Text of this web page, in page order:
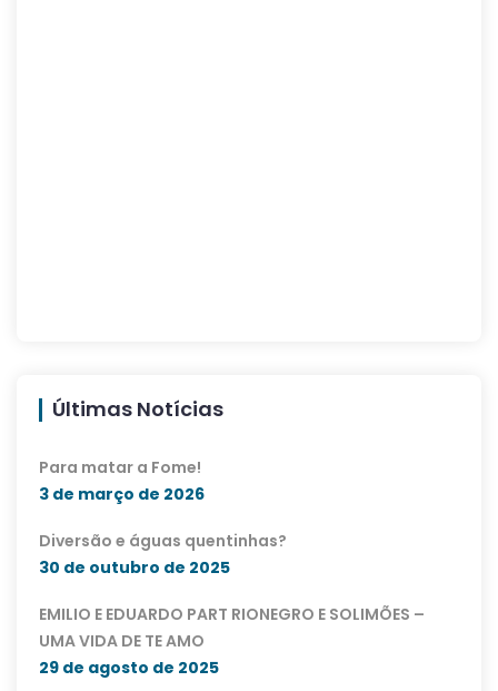
Últimas Notícias
Para matar a Fome!
3 de março de 2026
Diversão e águas quentinhas?
30 de outubro de 2025
EMILIO E EDUARDO PART RIONEGRO E SOLIMÕES –
UMA VIDA DE TE AMO
29 de agosto de 2025